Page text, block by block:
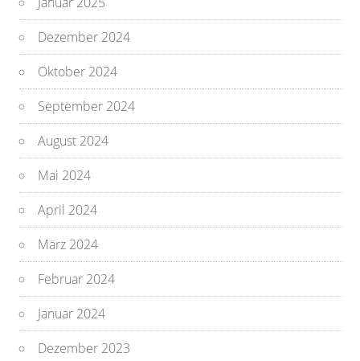
Dezember 2024
Oktober 2024
September 2024
August 2024
Mai 2024
April 2024
März 2024
Februar 2024
Januar 2024
Dezember 2023